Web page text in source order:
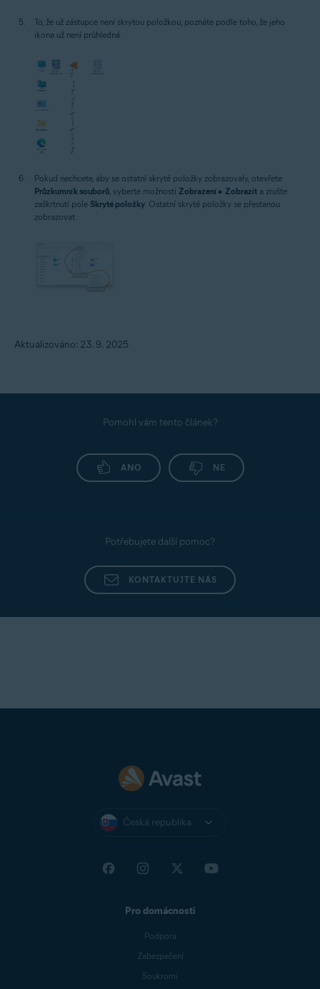
To, že už zástupce není skrytou položkou, poznáte podle toho, že jeho
ikona už není průhledná.
Pokud nechcete, aby se ostatní skryté položky zobrazovaly, otevřete
Průzkumník souborů , vyberte možnosti Zobrazení ▸ Zobrazit a zrušte
zaškrtnutí pole Skryté položky . Ostatní skryté položky se přestanou
zobrazovat.
Aktualizováno: 23. 9. 2025
Pomohl vám tento článek?
ANO NE
Potřebujete další pomoc?
KONTAKTUJTE NÁS
Česká republika
Pro domácnosti
Podpora
Zabezpečení
Soukromí